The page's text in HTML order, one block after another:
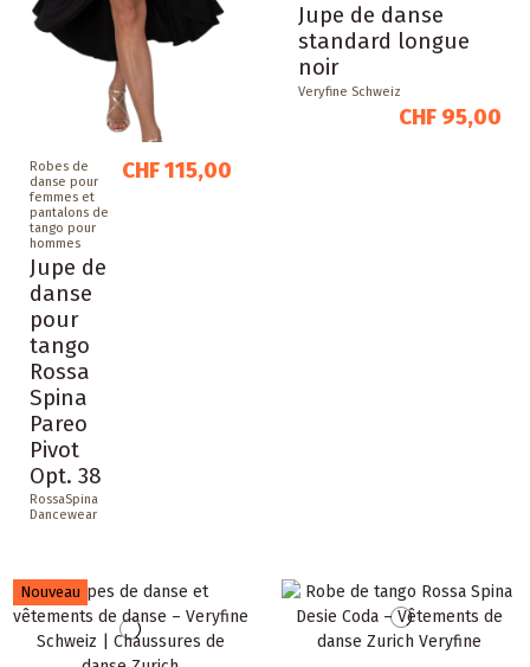
Robes de
danse pour
femmes et
pantalons de
tango pour
hommes
Jupe de
danse
pour
tango
Rossa
Spina
Pareo
Pivot
Opt. 38
RossaSpina
Dancewear
CHF 115,00
Jupe de danse
standard longue
noir
Veryfine Schweiz
CHF 95,00
Nouveau